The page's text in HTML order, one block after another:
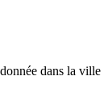
dans la ville